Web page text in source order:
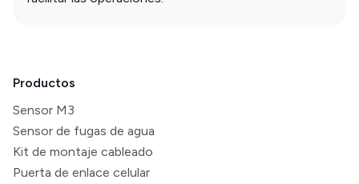
Productos
Sensor M3
Sensor de fugas de agua
Kit de montaje cableado
Puerta de enlace celular